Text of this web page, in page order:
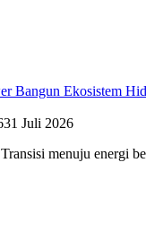
Bangun Ekosistem
31 Juli 2026
menuju energi